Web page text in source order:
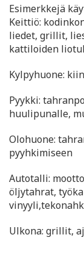
Esimerkkejä
Keittiö:
liedet, grillit,
kattiloiden
Kylpyhuone:
Pyykki:
huulipunalle,
Olohuone:
pyyhkimiseen
Autotalli:
öljytahrat,
Ulkona: grillit,